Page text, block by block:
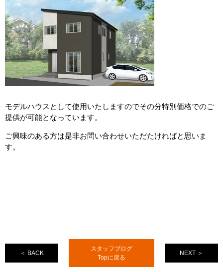
モデルハウスとして使用いたしますのでその分特別価格でのご
提供が可能となっています。
ご興味のある方は是非お問い合わせいただたければと思いま
す。
＜ BACK
スタッフブログ
Topに戻る
NEXT ＞